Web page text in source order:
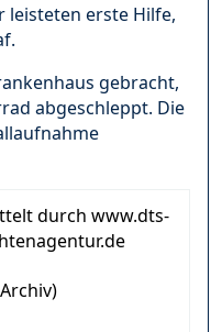
leisteten erste Hilfe,
gebracht,
abgeschleppt. Die
durch www.dts-